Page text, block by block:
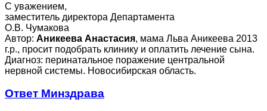
С уважением,
заместитель директора Департамента
О.В. Чумакова
Автор: Аникеева Анастасия, мама Льва Аникеева 2013
г.р., просит подобрать клинику и оплатить лечение сына.
Диагноз: перинатальное поражение центральной
нервной системы. Новосибирская область.
Ответ Минздрава